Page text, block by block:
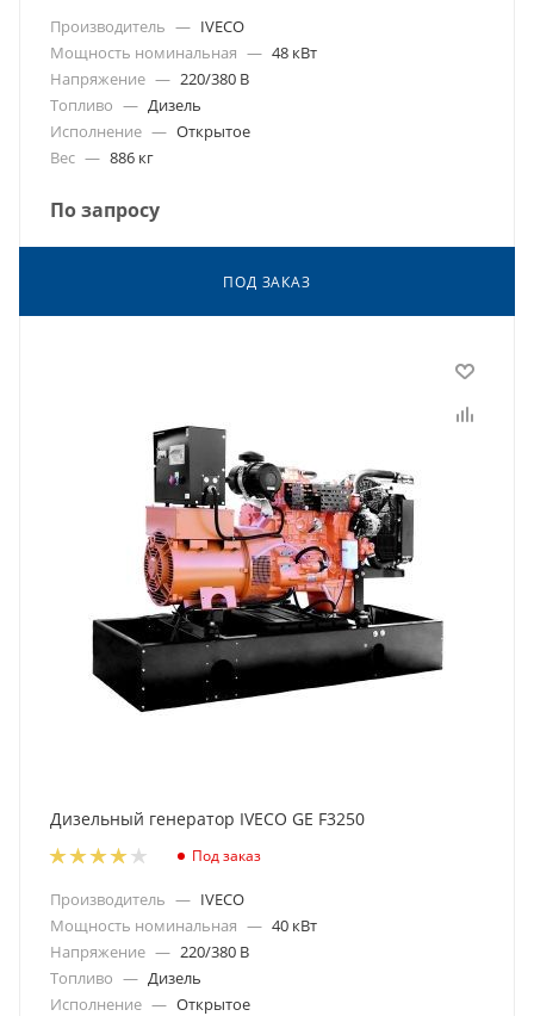
Производитель — IVECO
Мощность номинальная — 48 кВт
Напряжение — 220/380 В
Топливо — Дизель
Исполнение — Открытое
Вес — 886 кг
По запросу
ПОД ЗАКАЗ
Дизельный генератор IVECO GE F3250
Под заказ
Производитель — IVECO
Мощность номинальная — 40 кВт
Напряжение — 220/380 В
Топливо — Дизель
Исполнение — Открытое